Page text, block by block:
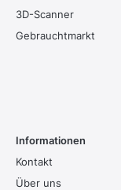
3D-Scanner
Gebrauchtmarkt
Informationen
Kontakt
Über uns